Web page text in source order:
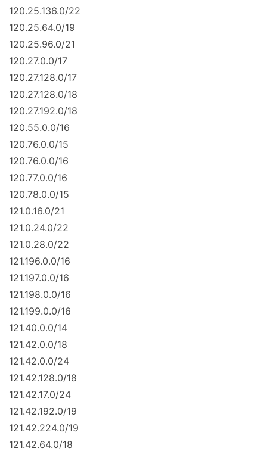
120.25.136.0/22
120.25.64.0/19
120.25.96.0/21
120.27.0.0/17
120.27.128.0/17
120.27.128.0/18
120.27.192.0/18
120.55.0.0/16
120.76.0.0/15
120.76.0.0/16
120.77.0.0/16
120.78.0.0/15
121.0.16.0/21
121.0.24.0/22
121.0.28.0/22
121.196.0.0/16
121.197.0.0/16
121.198.0.0/16
121.199.0.0/16
121.40.0.0/14
121.42.0.0/18
121.42.0.0/24
121.42.128.0/18
121.42.17.0/24
121.42.192.0/19
121.42.224.0/19
121.42.64.0/18